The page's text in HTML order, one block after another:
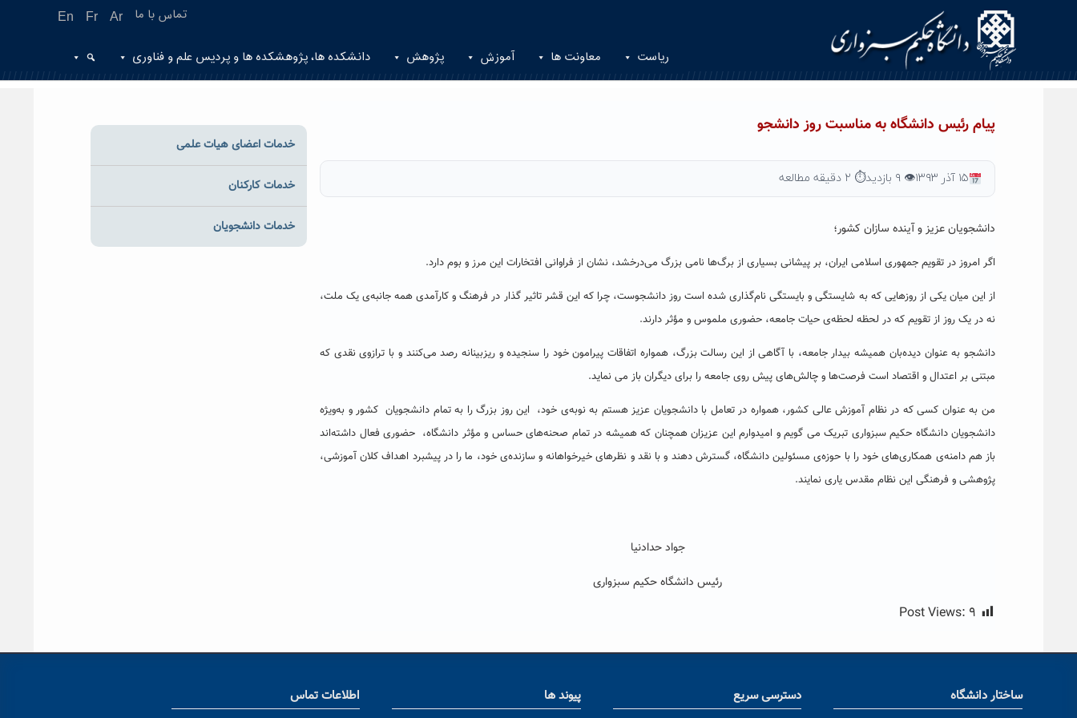
En Fr Ar تماس با ما
ریاست معاونت ها آموزش پژوهش دانشکده ها، پژوهشکده ها و پردیس علم و فناوری
پیام رئیس دانشگاه به مناسبت روز دانشجو
۱۵ آذر ۱۳۹۳ 👁 ۹ بازدید ⏱ ۲ دقیقه مطالعه
دانشجویان عزیز و آینده سازان کشور؛
اگر امروز در تقویم جمهوری اسلامی ایران، بر پیشانی بسیاری از برگ‌ها نامی بزرگ می‌درخشد، نشان از فراوانی افتخارات این مرز و بوم دارد.
از این میان یکی از روزهایی که به شایستگی و بایستگی نام‌گذاری شده‌ است روز دانشجوست، چرا که این قشر تاثیر گذار در فرهنگ و کارآمدی همه جانبه‌ی یک ملت،
نه در یک روز از تقویم که در لحظه لحظه‌ی حیات جامعه، حضوری ملموس و مؤثر دارند.
دانشجو به عنوان دیده‌بان همیشه بیدار جامعه، با آگاهی از این رسالت بزرگ، همواره اتفاقات پیرامون خود را سنجیده و ریزبینانه رصد می‌کنند و با ترازوی نقدی که
مبتنی بر اعتدال و اقتصاد است فرصت‌ها و چالش‌های پیش روی جامعه را برای دیگران باز می نماید.
من به عنوان کسی که در نظام آموزش عالی کشور، همواره در تعامل با دانشجویان عزیز هستم به نوبه‌ی خود، این روز بزرگ را به تمام دانشجویان کشور و به‌ویژه
دانشجویان دانشگاه حکیم سبزواری تبریک می گویم و امیدوارم این عزیزان همچنان که همیشه در تمام صحنه‌های حساس و مؤثر دانشگاه، حضوری فعال داشته‌اند
باز هم دامنه‌ی همکاری‌های خود را با حوزه‌ی مسئولین دانشگاه، گسترش دهند و با نقد و نظرهای خیرخواهانه و سازنده‌ی خود، ما را در پیشبرد اهداف کلان آموزشی،
پژوهشی و فرهنگی این نظام مقدس یاری نمایند.
جواد حدادنیا
رئیس دانشگاه حکیم سبزواری
Post Views: ۹
خدمات اعضای هیات علمی
خدمات کارکنان
خدمات دانشجویان
ساختار دانشگاه دسترسی سریع پیوند ها اطلاعات تماس